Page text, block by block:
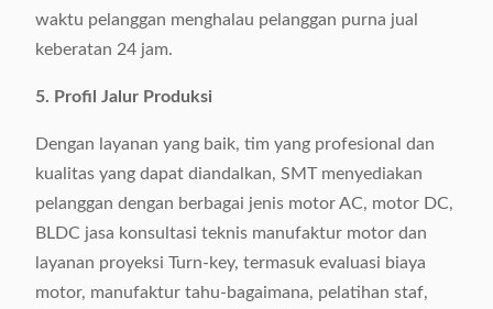
waktu pelanggan menghalau pelanggan purna jual
keberatan 24 jam.
5. Profil Jalur Produksi
Dengan layanan yang baik, tim yang profesional dan
kualitas yang dapat diandalkan, SMT menyediakan
pelanggan dengan berbagai jenis motor AC, motor DC,
BLDC jasa konsultasi teknis manufaktur motor dan
layanan proyeksi Turn-key, termasuk evaluasi biaya
motor, manufaktur tahu-bagaimana, pelatihan staf,